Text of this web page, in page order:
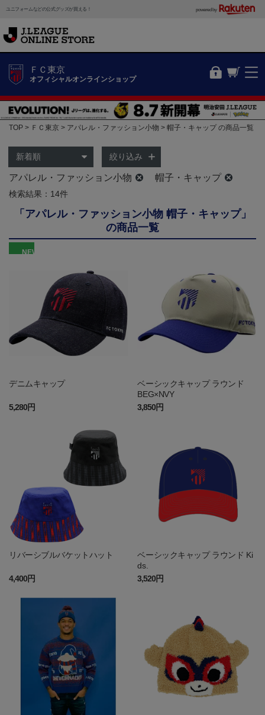
ユニフォームなどの公式グッズが買える！ powered by
ＦＣ東京
オフィシャルオンラインショップ
TOP ＦＣ東京 アパレル・ファッション小物 帽子・キャップ の商品一覧
絞り込み
アパレル・ファッション小物 帽子・キャップ
検索結果：14件
「アパレル・ファッション小物 帽子・キャップ」
の商品一覧
NEW
デニムキャップ
5,280円
ベーシックキャップ ラウンド
BEG×NVY
3,850円
リバーシブルバケットハット
4,400円
ベーシックキャップ ラウンド Ki
ds.
3,520円